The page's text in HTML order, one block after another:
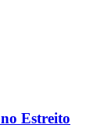
Estreito